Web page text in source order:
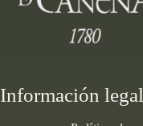
Información legal